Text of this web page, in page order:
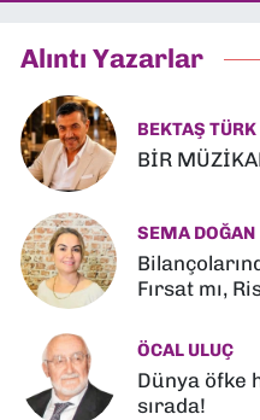
Alıntı Yazarlar
BEKTAŞ TÜRK
BİR
SEMA DOĞAN
Fırsat mı,
ÖCAL ULUÇ
Dünya öfke
sırada!